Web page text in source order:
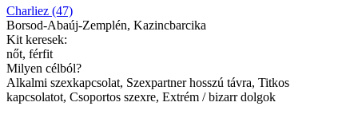
Charliez (47)
Borsod-Abaúj-Zemplén, Kazincbarcika
Kit keresek:
nőt, férfit
Milyen célból?
Alkalmi szexkapcsolat, Szexpartner hosszú távra, Titkos
kapcsolatot, Csoportos szexre, Extrém / bizarr dolgok